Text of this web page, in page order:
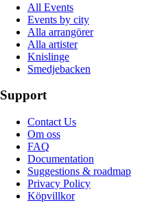
All Events
Events by city
Alla arrangörer
Alla artister
Knislinge
Smedjebacken
Support
Contact Us
Om oss
FAQ
Documentation
Suggestions & roadmap
Privacy Policy
Köpvillkor